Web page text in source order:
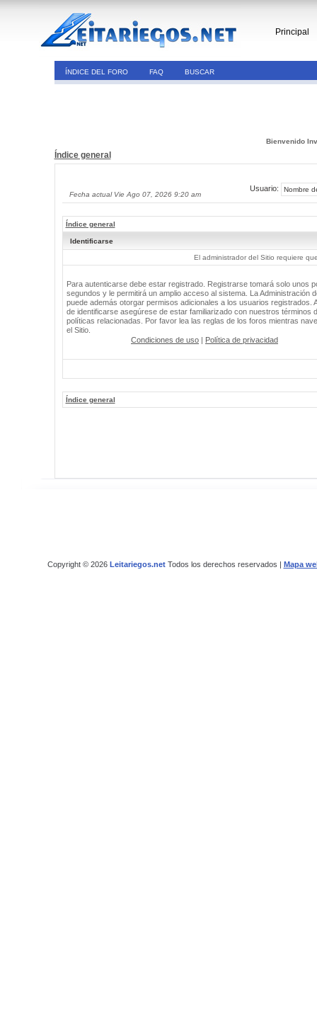
Principal
ÍNDICE DEL FORO FAQ BUSCAR
Bienvenido
Índice general
Fecha actual Vie Ago 07, 2026 9:20 am
Usuario:
Índice general
Identificarse
El administrador del Sitio requiere
Para autenticarse debe estar registrado. Registrarse tomará solo unos
segundos y le permitirá un amplio acceso al sistema. La Administración
puede además otorgar permisos adicionales a los usuarios registrados.
de identificarse asegúrese de estar familiarizado con nuestros términos
políticas relacionadas. Por favor lea las reglas de los foros mientras
el Sitio.
Condiciones de uso | Política de privacidad
Índice general
Copyright © 2026 Leitariegos.netTodos los derechos reservados | Mapa